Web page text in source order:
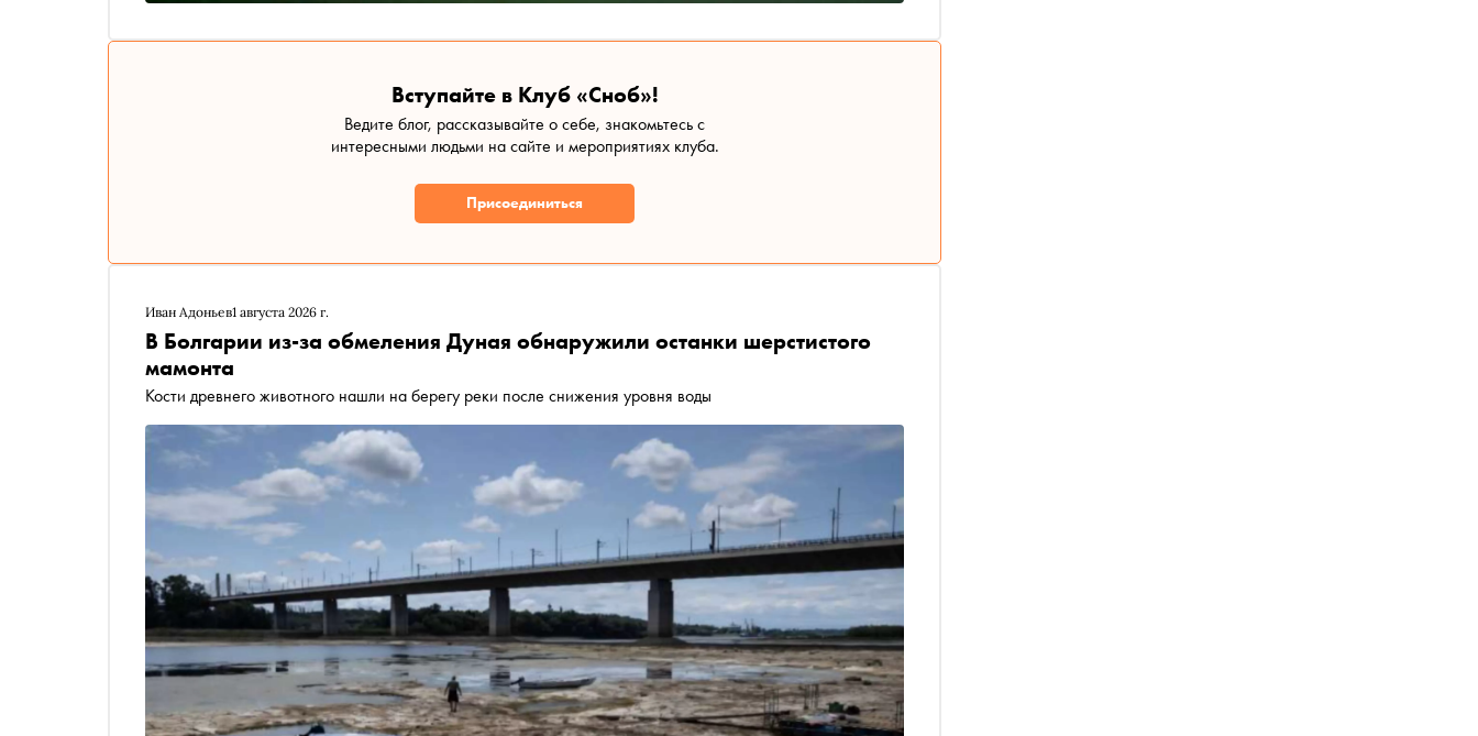
Вступайте в Клуб «Сноб»!
Ведите блог, рассказывайте о себе, знакомьтесь с
интересными людьми на сайте и мероприятиях клуба.
Присоединиться
Иван Адоньев1 августа 2026 г.
В Болгарии из-за обмеления Дуная обнаружили останки шерстистого
мамонта
Кости древнего животного нашли на берегу реки после снижения уровня воды